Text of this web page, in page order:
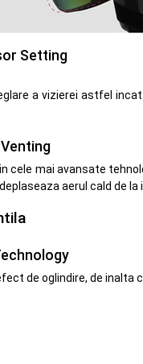
Setting
a vizierei astfel
cele mai avansate
aerul cald de la
de oglindire, de inalta